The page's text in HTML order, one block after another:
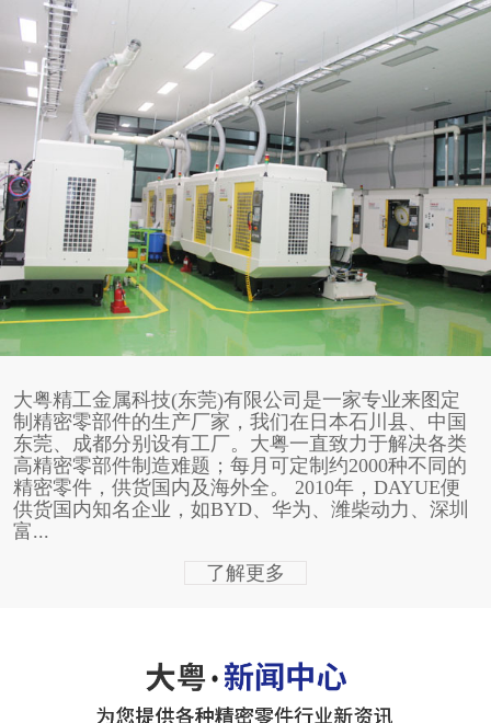
大粤精工金属科技(东莞)有限公司是一家专业来图定
制精密零部件的生产厂家，我们在日本石川县、中国
东莞、成都分别设有工厂。大粤一直致力于解决各类
高精密零部件制造难题；每月可定制约2000种不同的
精密零件，供货国内及海外全。 2010年，DAYUE便
供货国内知名企业，如BYD、华为、潍柴动力、深圳
富...
了解更多